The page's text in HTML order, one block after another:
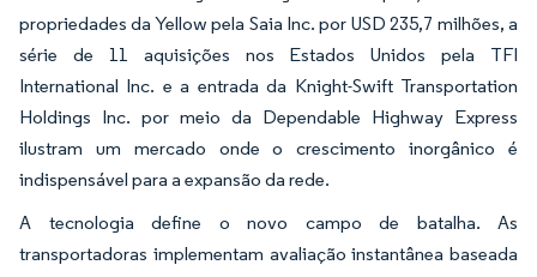
propriedades da Yellow pela Saia Inc. por USD 235,7 milhões, a
série de 11 aquisições nos Estados Unidos pela TFI
International Inc. e a entrada da Knight-Swift Transportation
Holdings Inc. por meio da Dependable Highway Express
ilustram um mercado onde o crescimento inorgânico é
indispensável para a expansão da rede.
A tecnologia define o novo campo de batalha. As
transportadoras implementam avaliação instantânea baseada